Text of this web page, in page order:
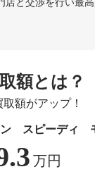
と交渉を行い最
額とは？
額がアップ！
ン スピーディ
万円